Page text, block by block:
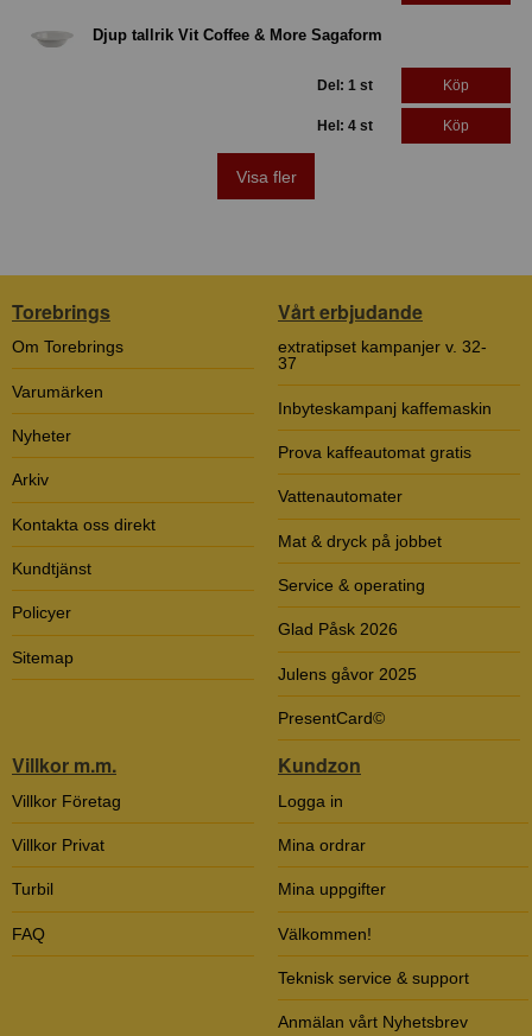
Djup tallrik Vit Coffee & More Sagaform
Del: 1 st Köp
Hel: 4 st Köp
Visa fler
Torebrings
Om Torebrings
Varumärken
Nyheter
Arkiv
Kontakta oss direkt
Kundtjänst
Policyer
Sitemap
Vårt erbjudande
extratipset kampanjer v. 32-
37
Inbyteskampanj kaffemaskin
Prova kaffeautomat gratis
Vattenautomater
Mat & dryck på jobbet
Service & operating
Glad Påsk 2026
Julens gåvor 2025
PresentCard©
Villkor m.m.
Villkor Företag
Villkor Privat
Turbil
FAQ
Kundzon
Logga in
Mina ordrar
Mina uppgifter
Välkommen!
Teknisk service & support
Anmälan vårt Nyhetsbrev